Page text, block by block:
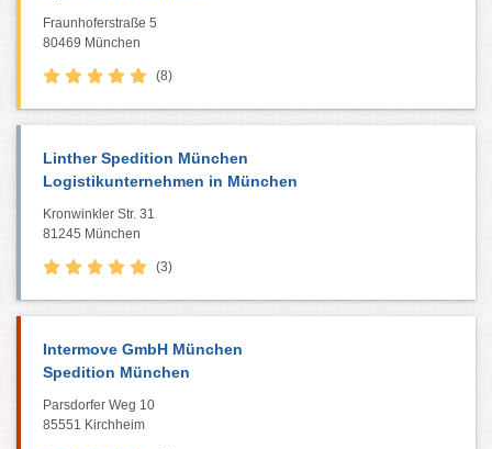
Fraunhoferstraße 5
80469 München
(8)
Linther Spedition München
Logistikunternehmen in München
Kronwinkler Str. 31
81245 München
(3)
Intermove GmbH München
Spedition München
Parsdorfer Weg 10
85551 Kirchheim